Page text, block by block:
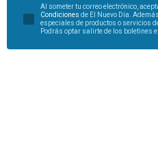
Al someter tu correo electrónico,
Condiciones de El Nuevo Día.
especiales de productos o servicios
Podrás optar salirte de los boletines